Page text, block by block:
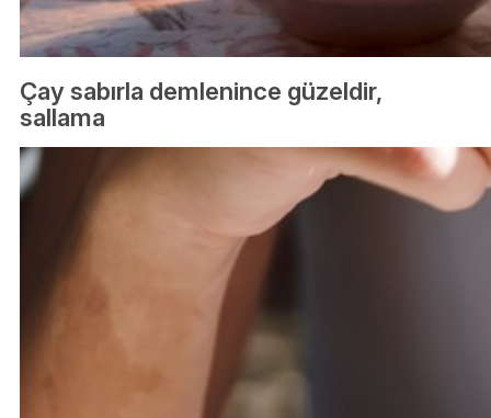
Çay sabırla demlenince güzeldir,
sallama